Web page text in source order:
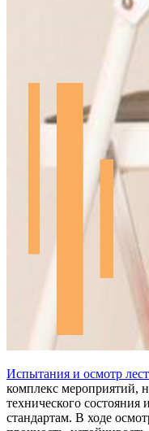
Испытания и осмотр
комплекс мероприятий,
технического состояния
стандартам. В ходе